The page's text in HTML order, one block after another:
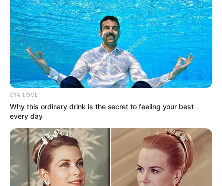
CTA LOVE
Why this ordinary drink is the secret to feeling your best
every day